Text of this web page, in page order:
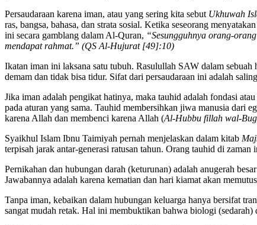
Persaudaraan karena iman, atau yang sering kita sebut Ukhuwah
ras, bangsa, bahasa, dan strata sosial. Ketika seseorang
ini secara gamblang dalam Al-Quran, “Sesungguhnya orang-
mendapat rahmat.” (QS Al-Hujurat [49]:10)
Ikatan iman ini laksana satu tubuh. Rasulullah SAW dalam
demam dan tidak bisa tidur. Sifat dari persaudaraan ini adalah
Jika iman adalah pengikat hatinya, maka tauhid adalah fondasi
pada aturan yang sama. Tauhid membersihkan jiwa manusia
karena Allah dan membenci karena Allah (Al-Hubbu fillah wal-
Syaikhul Islam Ibnu Taimiyah pernah menjelaskan dalam kitab
terpisah jarak antar-generasi ratusan tahun. Orang tauhid di
Pernikahan dan hubungan darah (keturunan) adalah anugerah
Jawabannya adalah karena kematian dan hari kiamat akan
Tanpa iman, kebaikan dalam hubungan keluarga hanya bersifat
sangat mudah retak. Hal ini membuktikan bahwa biologi